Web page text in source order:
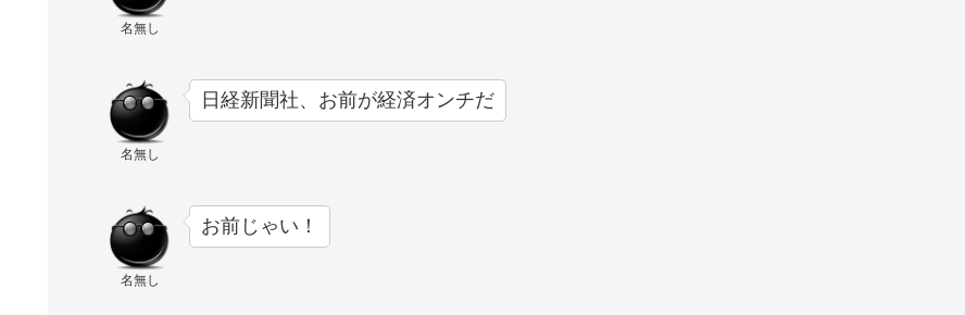
名無し
名無し
日経新聞社、お前が経済オンチだ
名無し
お前じゃい！